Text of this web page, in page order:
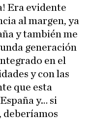
Era evidente
al margen, ya
y también me
generación
en el
y con las
que esta
y… si
deberíamos